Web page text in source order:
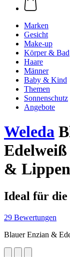
Marken
Gesicht
Make-up
Körper & Bad
Haare
Männer
Baby & Kind
Themen
Sonnenschutz
Angebote
Weleda
&
Ideal für die
29 Bewertungen
Blauer Enzian &